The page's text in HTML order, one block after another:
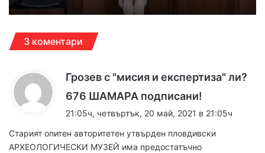
3 коментари
Грозев с "мисия и експертиза" ли?
676 ШАМАРА подписани!
а
а
21:05ч, четвъртък, 20 май, 2021 в 21:05ч
Старият опитен авторитетен утвърден пловдивски
АРХЕОЛОГИЧЕСКИ МУЗЕЙ има предостатъчно